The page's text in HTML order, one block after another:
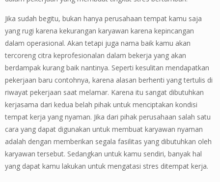
Jika sudah begitu, bukan hanya perusahaan tempat kamu saja
yang rugi karena kekurangan karyawan karena kepincangan
dalam operasional. Akan tetapi juga nama baik kamu akan
tercoreng citra keprofesionalan dalam bekerja yang akan
berdampak kurang baik nantinya. Seperti kesulitan mendapatkan
pekerjaan baru contohnya, karena alasan berhenti yang tertulis di
riwayat pekerjaan saat melamar. Karena itu sangat dibutuhkan
kerjasama dari kedua belah pihak untuk menciptakan kondisi
tempat kerja yang nyaman. Jika dari pihak perusahaan salah satu
cara yang dapat digunakan untuk membuat karyawan nyaman
adalah dengan memberikan segala fasilitas yang dibutuhkan oleh
karyawan tersebut. Sedangkan untuk kamu sendiri, banyak hal
yang dapat kamu lakukan untuk mengatasi stres ditempat kerja.